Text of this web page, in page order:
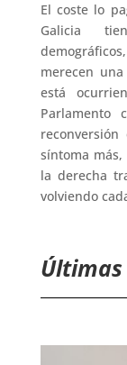
El coste lo
Galicia
merecen
está
Parlamento
síntoma
la derecha
volviendo